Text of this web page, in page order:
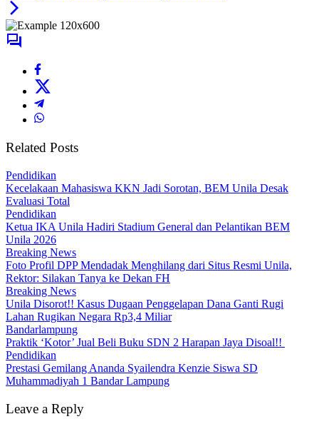
Related Posts
Pendidikan
Kecelakaan Mahasiswa KKN Jadi Sorotan, BEM Unila Desak
Evaluasi Total
Pendidikan
Ketua IKA Unila Hadiri Stadium General dan Pelantikan BEM
Unila 2026
Breaking News
Foto Profil DPP Mendadak Menghilang dari Situs Resmi Unila,
Rektor: Silakan Tanya ke Dekan FH
Breaking News
Unila Disorot!! Kasus Dugaan Penggelapan Dana Ganti Rugi
Lahan Rugikan Negara Rp3,4 Miliar
Bandarlampung
Praktik ‘Kotor’ Jual Beli Buku SDN 2 Harapan Jaya Disoal!!
Pendidikan
Prestasi Gemilang Ananda Syailendra Kenzie Siswa SD
Muhammadiyah 1 Bandar Lampung
Leave a Reply